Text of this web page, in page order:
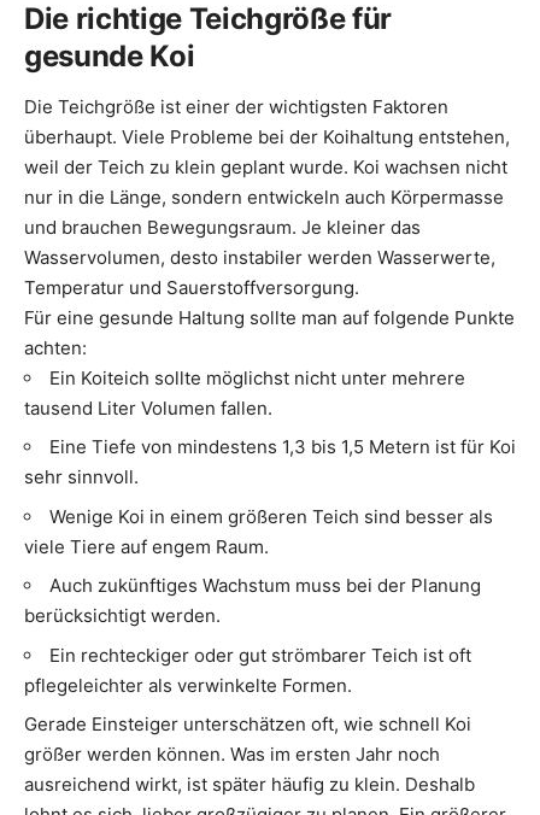
Die richtige Teichgröße für
gesunde Koi
Die Teichgröße ist einer der wichtigsten Faktoren
überhaupt. Viele Probleme bei der Koihaltung entstehen,
weil der Teich zu klein geplant wurde. Koi wachsen nicht
nur in die Länge, sondern entwickeln auch Körpermasse
und brauchen Bewegungsraum. Je kleiner das
Wasservolumen, desto instabiler werden Wasserwerte,
Temperatur und Sauerstoffversorgung.
Für eine gesunde Haltung sollte man auf folgende Punkte
achten:
Ein Koiteich sollte möglichst nicht unter mehrere
tausend Liter Volumen fallen.
Eine Tiefe von mindestens 1,3 bis 1,5 Metern ist für Koi
sehr sinnvoll.
Wenige Koi in einem größeren Teich sind besser als
viele Tiere auf engem Raum.
Auch zukünftiges Wachstum muss bei der Planung
berücksichtigt werden.
Ein rechteckiger oder gut strömbarer Teich ist oft
pflegeleichter als verwinkelte Formen.
Gerade Einsteiger unterschätzen oft, wie schnell Koi
größer werden können. Was im ersten Jahr noch
ausreichend wirkt, ist später häufig zu klein. Deshalb